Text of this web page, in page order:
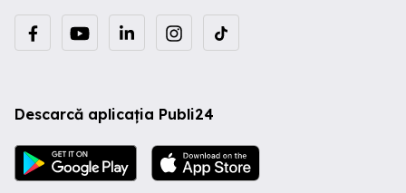
Descarcă aplicația Publi24